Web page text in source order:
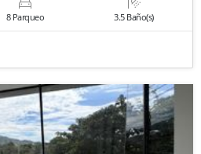
8 Parqueo 3.5 Baño(s)